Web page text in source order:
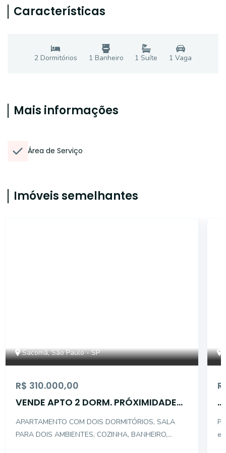
Características
2Dormitórios 1 Banheiro 1 Suíte 1 Vaga
Mais informações
Área de Serviço
Imóveis semelhantes
Sacomã, São Paulo - SP
R$ 310.000,00
VENDE APTO 2 DORM. PRÓXIMIDADES
APARTAMENTO COM DOIS DORMITÓRIOS, SALA
PARA DOIS AMBIENTES, COZINHA, BANHEIRO,
...
e